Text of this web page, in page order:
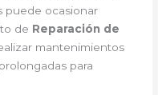
puede ocasionar
de Reparación de
mantenimientos
para